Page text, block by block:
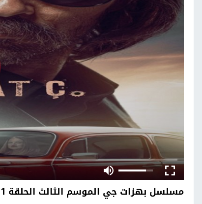
مسلسل بهزات جي الموسم الثالث الحلقة 1